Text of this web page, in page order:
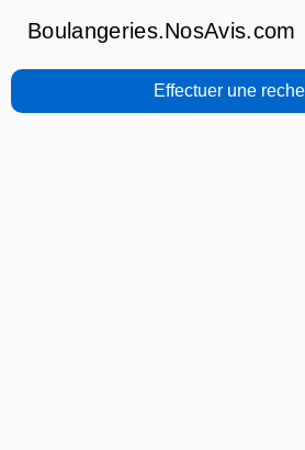
Boulangeries.NosAvis.com
Effectuer une